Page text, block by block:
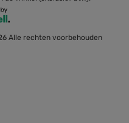
Alle rechten voorbehouden